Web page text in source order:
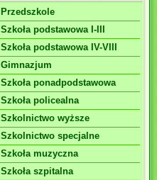
Przedszkole
Szkoła podstawowa I-III
Szkoła podstawowa IV-VIII
Gimnazjum
Szkoła ponadpodstawowa
Szkoła policealna
Szkolnictwo wyższe
Szkolnictwo specjalne
Szkoła muzyczna
Szkoła szpitalna